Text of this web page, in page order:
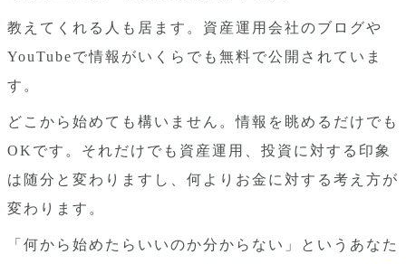
教えてくれる人も居ます。資産運用会社のブログや
YouTubeで情報がいくらでも無料で公開されていま
す。
どこから始めても構いません。情報を眺めるだけでも
OKです。それだけでも資産運用、投資に対する印象
は随分と変わりますし、何よりお金に対する考え方が
変わります。
「何から始めたらいいのか分からない」というあなた